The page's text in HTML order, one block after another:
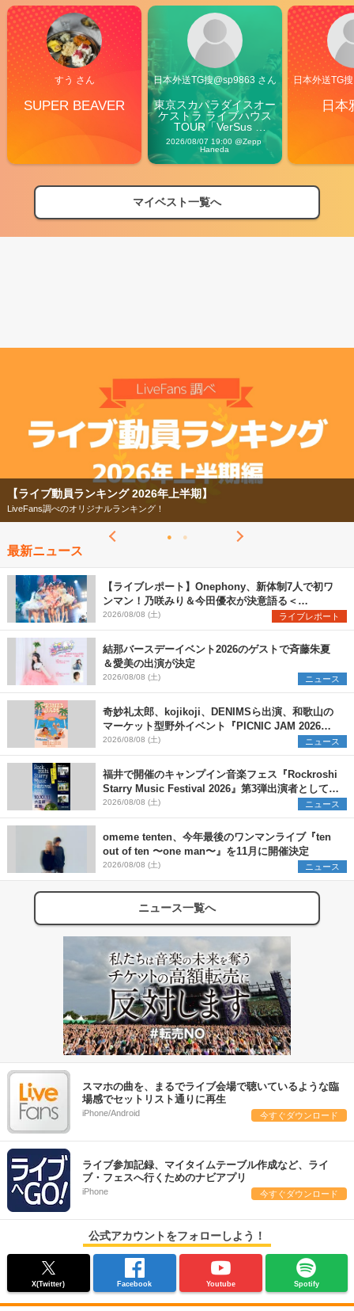
すう さん
SUPER BEAVER
日本外送TG搜@sp9863 さん
東京スカパラダイスオー
ケストラ ライブハウス
TOUR「VerSus
Carnival」
2026/08/07 19:00 @Zepp
Haneda
日本外送TG
日本
マイベスト一覧へ
【フェス特集2026】
今年もフェスの季節がやってきた！
最新ニュース
【ライブレポート】Onephony、新体制7人で初ワ
ンマン！乃咲みり＆今田優衣が決意語る＜
Onephony新体制1st Oneman Live はじまりの夏
＞
2026/08/08 (土) ライブレポート
結那バースデーイベント2026のゲストで斉藤朱夏
＆愛美の出演が決定
2026/08/08 (土) ニュース
奇妙礼太郎、kojikoji、DENIMSら出演、和歌山の
マーケット型野外イベント『PICNIC JAM 2026』
早割チケット発売開始
2026/08/08 (土) ニュース
福井で開催のキャンプイン音楽フェス『Rockroshi
Starry Music Festival 2026』第3弾出演者として
SCOOBIE DO、かりゆし58、Reiを発表
2026/08/08 (土) ニュース
omeme tenten、今年最後のワンマンライブ『ten
out of ten 〜one man〜』を11月に開催決定
2026/08/08 (土) ニュース
ニュース一覧へ
スマホの曲を、まるでライブ会場で聴いているような臨
場感でセットリスト通りに再生
iPhone/Android 今すぐダウンロード
ライブ参加記録、マイタイムテーブル作成など、ライ
ブ・フェスへ行くためのナビアプリ
iPhone 今すぐダウンロード
公式アカウントをフォローしよう！
X(Twitter) Facebook Youtube Spotify